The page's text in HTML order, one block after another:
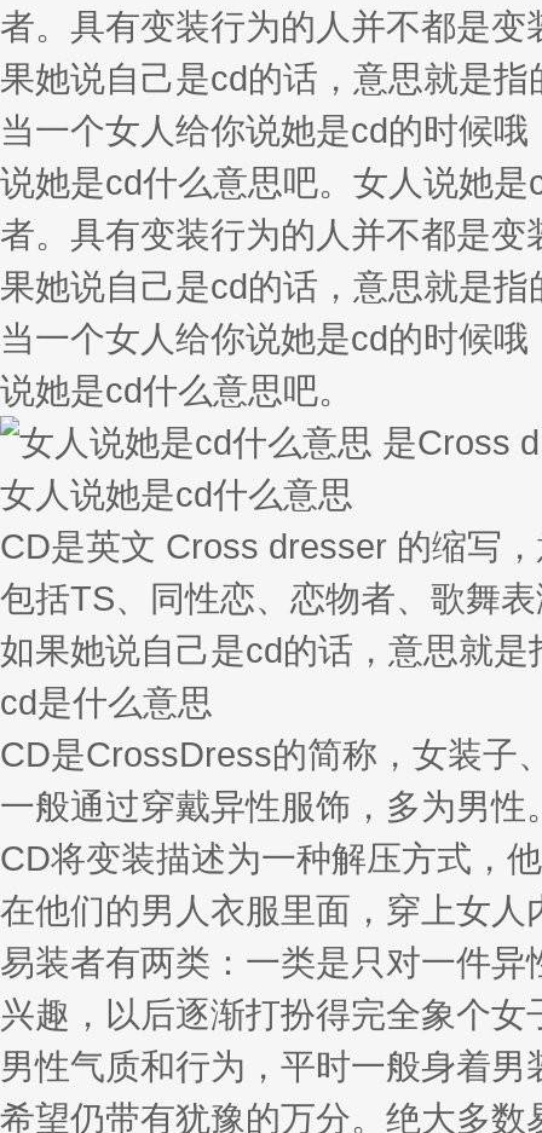
者。具有变装行为的人并不都是
果她说自己是cd的话，意思就是指
当一个女人给你说她是cd的时候
说她是cd什么意思吧。女人说她
者。具有变装行为的人并不都是
果她说自己是cd的话，意思就是指
当一个女人给你说她是cd的时候
说她是cd什么意思吧。
女人说她是cd什么意思
CD是英文 Cross dresser 的缩写
包括TS、同性恋、恋物者、歌舞
如果她说自己是cd的话，意思就
cd是什么意思
CD是CrossDress的简称，女装子
一般通过穿戴异性服饰，多为男
CD将变装描述为一种解压方式，
在他们的男人衣服里面，穿上女
易装者有两类：一类是只对一件
兴趣，以后逐渐打扮得完全象个
男性气质和行为，平时一般身着
希望仍带有犹豫的万分。绝大多